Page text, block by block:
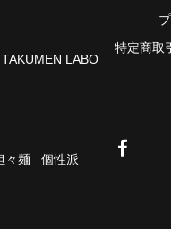
TAKUMEN LABO
々麺
個性派
特定商取